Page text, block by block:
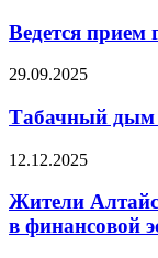
Ведется
29.09.2025
Табачный дым
12.12.2025
Жители
в финансовой